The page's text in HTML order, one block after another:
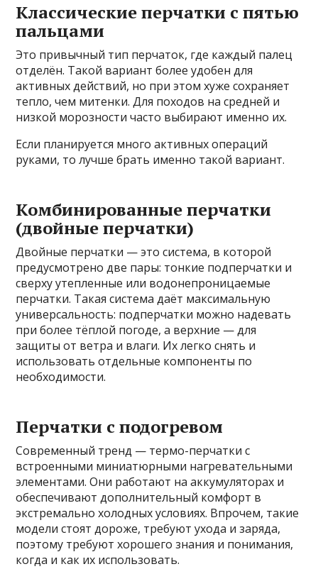
Классические перчатки с пятью
пальцами
Это привычный тип перчаток, где каждый палец
отделён. Такой вариант более удобен для
активных действий, но при этом хуже сохраняет
тепло, чем митенки. Для походов на средней и
низкой морозности часто выбирают именно их.
Если планируется много активных операций
руками, то лучше брать именно такой вариант.
Комбинированные перчатки
(двойные перчатки)
Двойные перчатки — это система, в которой
предусмотрено две пары: тонкие подперчатки и
сверху утепленные или водонепроницаемые
перчатки. Такая система даёт максимальную
универсальность: подперчатки можно надевать
при более тёплой погоде, а верхние — для
защиты от ветра и влаги. Их легко снять и
использовать отдельные компоненты по
необходимости.
Перчатки с подогревом
Современный тренд — термо-перчатки с
встроенными миниатюрными нагревательными
элементами. Они работают на аккумуляторах и
обеспечивают дополнительный комфорт в
экстремально холодных условиях. Впрочем, такие
модели стоят дороже, требуют ухода и заряда,
поэтому требуют хорошего знания и понимания,
когда и как их использовать.